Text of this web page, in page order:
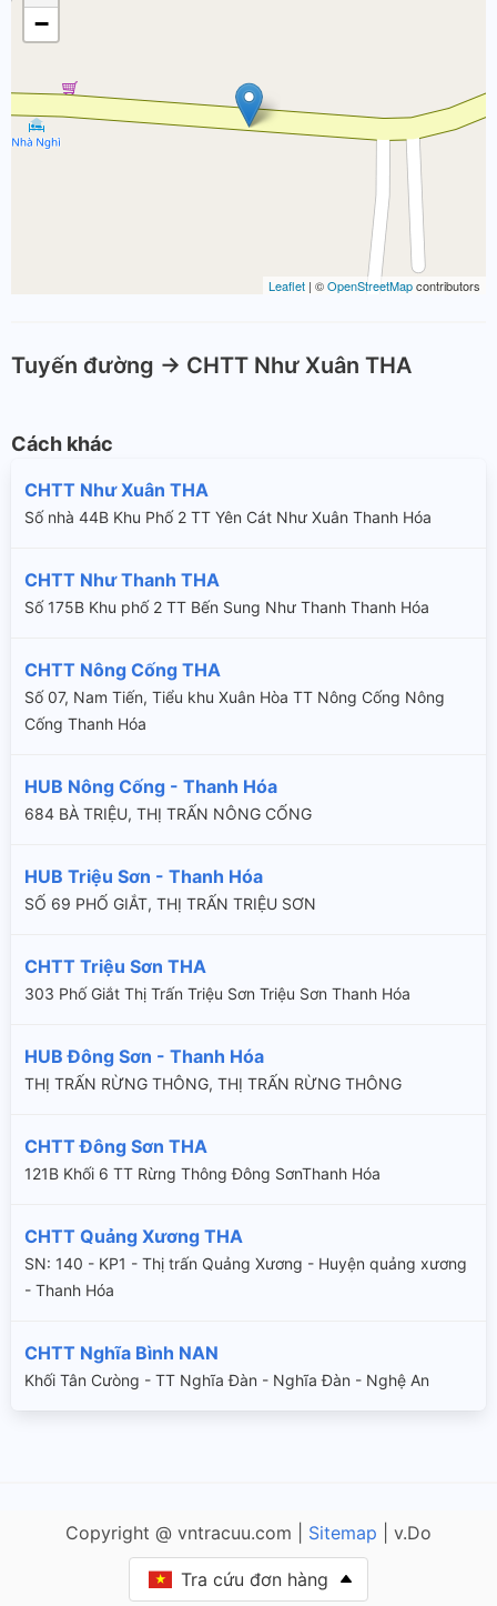
−
Leaflet | ©OpenStreetMapcontributors
Tuyến đường -> CHTT Như Xuân THA
Cách khác
CHTT Như Xuân THA
Số nhà 44B Khu Phố 2 TT Yên Cát Như Xuân Thanh Hóa
CHTT Như Thanh THA
Số 175B Khu phố 2 TT Bến Sung Như Thanh Thanh Hóa
CHTT Nông Cống THA
Số 07, Nam Tiến, Tiểu khu Xuân Hòa TT Nông Cống Nông
Cống Thanh Hóa
HUB Nông Cống - Thanh Hóa
684 BÀ TRIỆU, THỊ TRẤN NÔNG CỐNG
HUB Triệu Sơn - Thanh Hóa
SỐ 69 PHỐ GIẮT, THỊ TRẤN TRIỆU SƠN
CHTT Triệu Sơn THA
303 Phố Giắt Thị Trấn Triệu Sơn Triệu Sơn Thanh Hóa
HUB Đông Sơn - Thanh Hóa
THỊ TRẤN RỪNG THÔNG, THỊ TRẤN RỪNG THÔNG
CHTT Đông Sơn THA
121B Khối 6 TT Rừng Thông Đông SơnThanh Hóa
CHTT Quảng Xương THA
SN: 140 - KP1 - Thị trấn Quảng Xương - Huyện quảng xương
- Thanh Hóa
CHTT Nghĩa Bình NAN
Khối Tân Cưòng - TT Nghĩa Đàn - Nghĩa Đàn - Nghệ An
Copyright @ vntracuu.com | Sitemap | v.Do
Tra cứu đơn hàng